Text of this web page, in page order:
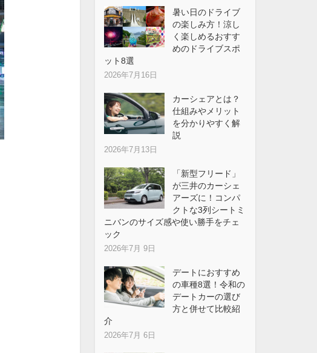
暑い日のドライブ
の楽しみ方！涼し
く楽しめるおすす
めのドライブスポ
ット8選
2026年7月16日
カーシェアとは？
仕組みやメリット
を分かりやすく解
説
2026年7月13日
「新型フリード」
が三井のカーシェ
アーズに！コンパ
クトな3列シートミ
ニバンのサイズ感や使い勝手をチェ
ック
2026年7月 9日
デートにおすすめ
の車種8選！令和の
デートカーの選び
方と併せて比較紹
介
2026年7月 6日